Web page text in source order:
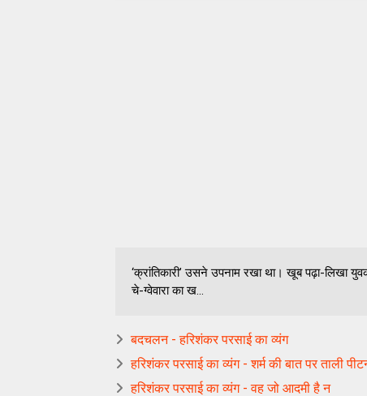
‘क्रांतिकारी’ उसने उपनाम रखा था। खूब पढ़ा-लिखा
चे-ग्वेवारा का ख...
बदचलन - हरिशंकर परसाई का व्यंग
हरिशंकर परसाई का व्यंग - शर्म की बात पर ताली
हरिशंकर परसाई का व्यंग - वह जो आदमी है न